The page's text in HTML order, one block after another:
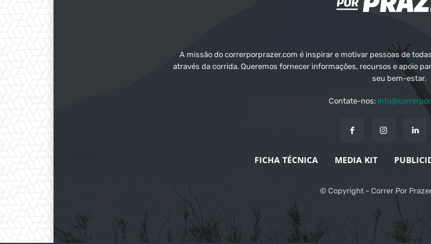
A missão do correrporprazer.com é inspirar e motivar pessoas de
através da corrida. Queremos fornecer informações, recursos e apoio
seu bem-estar.
Contate-nos:
FICHA TÉCNICA MEDIA KIT
© Copyright - Correr Por